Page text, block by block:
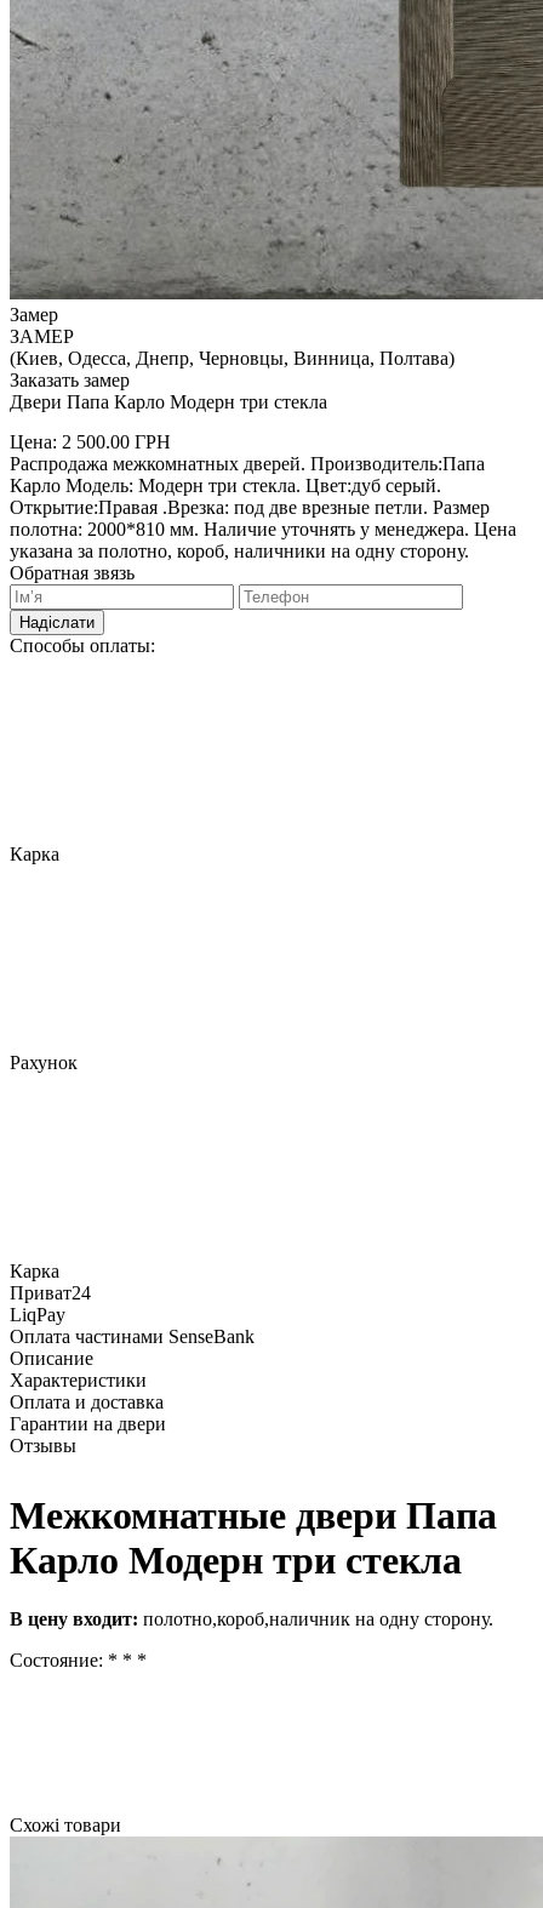
Замер
ЗАМЕР
(Киев, Одесса, Днепр, Черновцы, Винница, Полтава)
Заказать замер
Двери Папа Карло Модерн три стекла
Цена: 2 500.00 ГРН
Распродажа межкомнатных дверей. Производитель:Папа
Карло Модель: Модерн три стекла. Цвет:дуб серый.
Открытие:Правая .Врезка: под две врезные петли. Размер
полотна: 2000*810 мм. Наличие уточнять у менеджера. Цена
указана за полотно, короб, наличники на одну сторону.
Обратная звязь
Надіслати
Способы оплаты:
Карка
Рахунок
Карка
Приват24
LiqPay
Оплата частинами SenseBank
Описание
Характеристики
Оплата и доставка
Гарантии на двери
Отзывы
Межкомнатные двери Папа
Карло Модерн три стекла
В цену входит: полотно,короб,наличник на одну сторону.
Состояние: * * *
Схожі товари